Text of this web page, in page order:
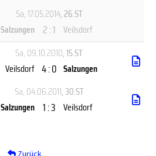
Sa, 17.05.2014, 26.ST
Salzungen 2 : 1 Veilsdorf
Sa, 09.10.2010, 15.ST
Veilsdorf 4 : 0 Salzungen
Sa, 04.06.2011, 30.ST
Salzungen 1 : 3 Veilsdorf
Zurück